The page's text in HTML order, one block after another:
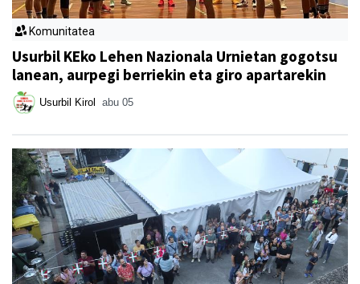
Komunitatea
Usurbil KEko Lehen Nazionala Urnietan gogotsu
lanean, aurpegi berriekin eta giro apartarekin
Usurbil Kirol abu 05